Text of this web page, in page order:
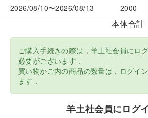
2026/08/10〜2026/08/13 2000
本体合計
ご購入手続きの際は，羊土社会員にロ
必要がございます．
買い物かご内の商品の数量は，ログイ
ます．
羊土社会員にログ